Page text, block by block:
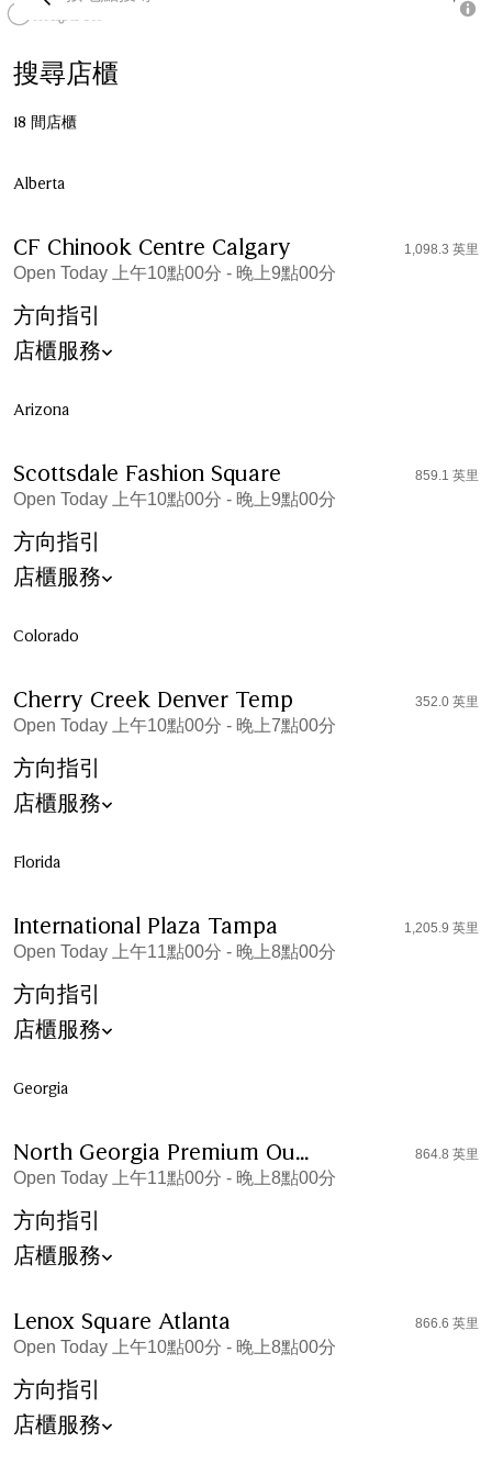
搜尋店櫃
18 間店櫃
Alberta
CF Chinook Centre Calgary 1,098.3 英里
Open Today 上午10點00分 - 晚上9點00分
方向指引
店櫃服務
Arizona
Scottsdale Fashion Square 859.1 英里
Open Today 上午10點00分 - 晚上9點00分
方向指引
店櫃服務
Colorado
Cherry Creek Denver Temp 352.0 英里
Open Today 上午10點00分 - 晚上7點00分
方向指引
店櫃服務
Florida
International Plaza Tampa 1,205.9 英里
Open Today 上午11點00分 - 晚上8點00分
方向指引
店櫃服務
Georgia
North Georgia Premium Outlet 864.8 英里
Open Today 上午11點00分 - 晚上8點00分
方向指引
店櫃服務
Lenox Square Atlanta 866.6 英里
Open Today 上午10點00分 - 晚上8點00分
方向指引
店櫃服務